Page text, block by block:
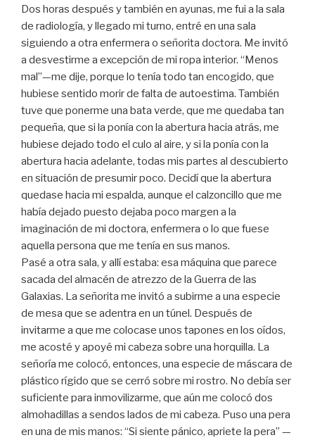
Dos horas después y también en ayunas, me fui a la sala
de radiología, y llegado mi turno, entré en una sala
siguiendo a otra enfermera o señorita doctora. Me invitó
a desvestirme a excepción de mi ropa interior. “Menos
mal”—me dije, porque lo tenía todo tan encogido, que
hubiese sentido morir de falta de autoestima. También
tuve que ponerme una bata verde, que me quedaba tan
pequeña, que si la ponía con la abertura hacia atrás, me
hubiese dejado todo el culo al aire, y si la ponía con la
abertura hacia adelante, todas mis partes al descubierto
en situación de presumir poco. Decidí que la abertura
quedase hacia mi espalda, aunque el calzoncillo que me
había dejado puesto dejaba poco margen a la
imaginación de mi doctora, enfermera o lo que fuese
aquella persona que me tenía en sus manos.
Pasé a otra sala, y allí estaba: esa máquina que parece
sacada del almacén de atrezzo de la Guerra de las
Galaxias. La señorita me invitó a subirme a una especie
de mesa que se adentra en un túnel. Después de
invitarme a que me colocase unos tapones en los oídos,
me acosté y apoyé mi cabeza sobre una horquilla. La
señoría me colocó, entonces, una especie de máscara de
plástico rígido que se cerró sobre mi rostro. No debía ser
suficiente para inmovilizarme, que aún me colocó dos
almohadillas a sendos lados de mi cabeza. Puso una pera
en una de mis manos: “Si siente pánico, apriete la pera” —